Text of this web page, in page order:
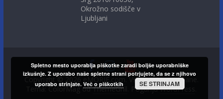
Okrožno sodišče v
Ljubljani
Copyright © 2026 eMORJE.com
. Vse pravice pridržane.
Tema: ColorMag odThemeGrill . PoganjaWordPress
Spletno mesto uporablja piškotke zaradi boljše uporabniške
izkušnje. Z uporabo naše spletne strani potrjujete, da se z njihovo
uporabo strinjate. Več o piškotkih SE STRINJAM